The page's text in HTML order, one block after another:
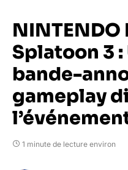
NINTENDO
Splatoon 3
bande-
gameplay
1 minute de lecture environ